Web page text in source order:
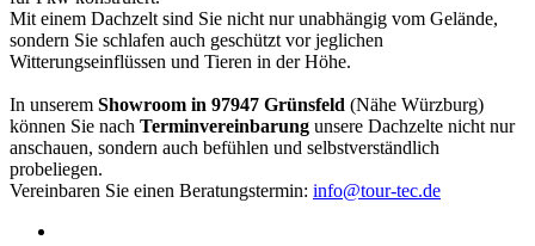
Mit einem Dachzelt sind Sie nicht nur unabhängig vom Gelände,
sondern Sie schlafen auch geschützt vor jeglichen
Witterungseinflüssen und Tieren in der Höhe.
In unserem Showroom in 97947 Grünsfeld (Nähe Würzburg)
können Sie nach Terminvereinbarung unsere Dachzelte nicht nur
anschauen, sondern auch befühlen und selbstverständlich
probeliegen.
Vereinbaren Sie einen Beratungstermin: info@tour-tec.de